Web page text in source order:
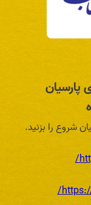
پارسیان
شروع را بزنید.